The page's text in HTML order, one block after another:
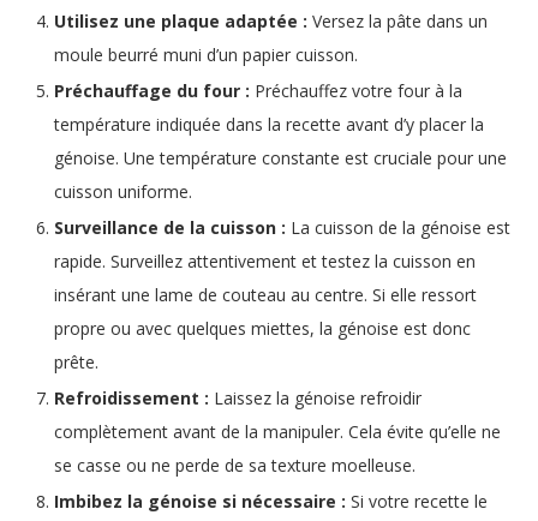
Utilisez une plaque adaptée : Versez la pâte dans un
moule beurré muni d’un papier cuisson.
Préchauffage du four : Préchauffez votre four à la
température indiquée dans la recette avant d’y placer la
génoise. Une température constante est cruciale pour une
cuisson uniforme.
Surveillance de la cuisson : La cuisson de la génoise est
rapide. Surveillez attentivement et testez la cuisson en
insérant une lame de couteau au centre. Si elle ressort
propre ou avec quelques miettes, la génoise est donc
prête.
Refroidissement : Laissez la génoise refroidir
complètement avant de la manipuler. Cela évite qu’elle ne
se casse ou ne perde de sa texture moelleuse.
Imbibez la génoise si nécessaire : Si votre recette le